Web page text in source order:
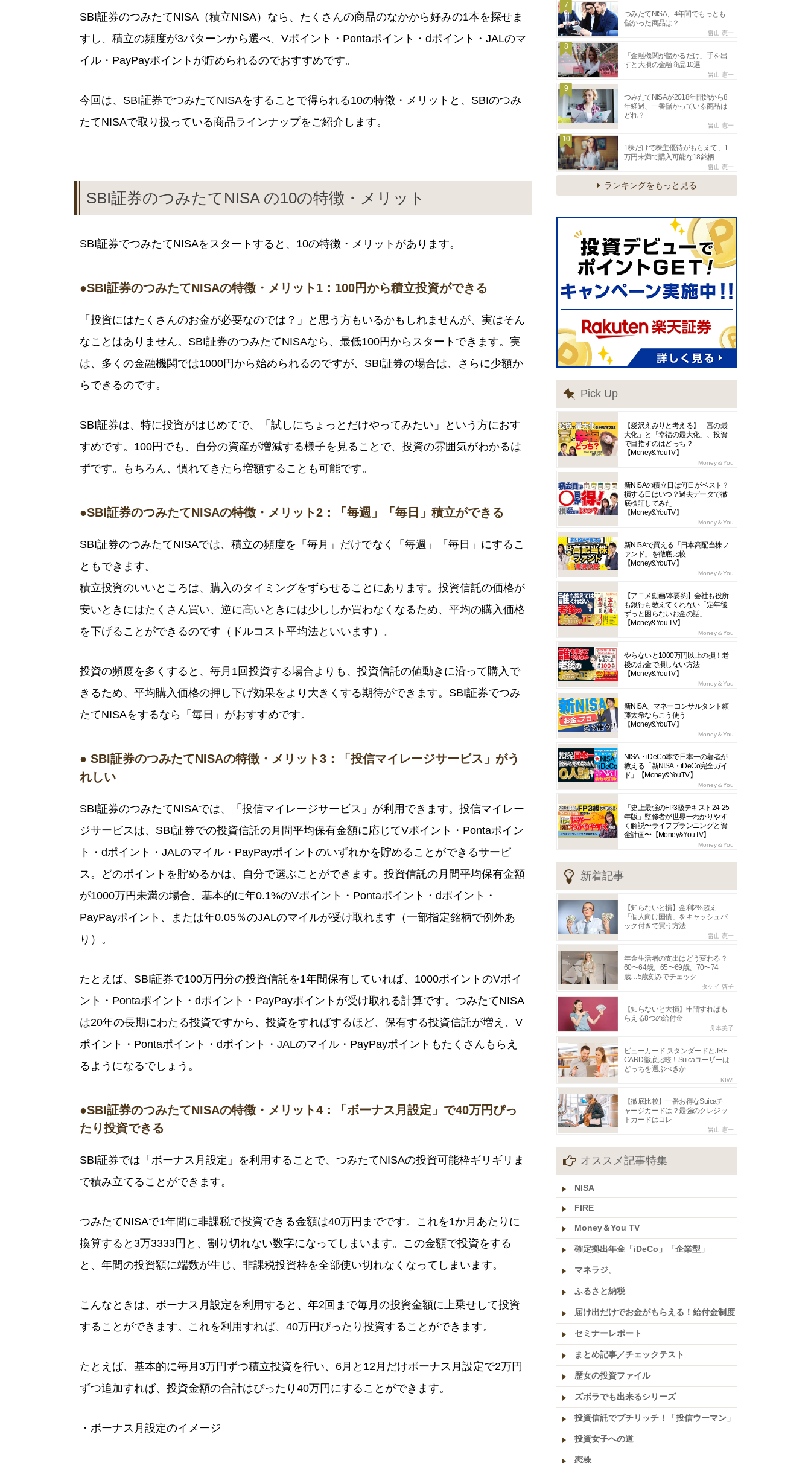
SBI証券のつみたてNISA（積立NISA）なら、たくさんの商品のなかから好みの1本を探せま
すし、積立の頻度が3パターンから選べ、Vポイント・Pontaポイント・dポイント・JALのマ
イル・PayPayポイントが貯められるのでおすすめです。
今回は、SBI証券でつみたてNISAをすることで得られる10の特徴・メリットと、SBIのつみ
たてNISAで取り扱っている商品ラインナップをご紹介します。
SBI証券のつみたてNISA の10の特徴・メリット
SBI証券でつみたてNISAをスタートすると、10の特徴・メリットがあります。
●SBI証券のつみたてNISAの特徴・メリット1：100円から積立投資ができる
「投資にはたくさんのお金が必要なのでは？」と思う方もいるかもしれませんが、実はそん
なことはありません。SBI証券のつみたてNISAなら、最低100円からスタートできます。実
は、多くの金融機関では1000円から始められるのですが、SBI証券の場合は、さらに少額か
らできるのです。
SBI証券は、特に投資がはじめてで、「試しにちょっとだけやってみたい」という方におす
すめです。100円でも、自分の資産が増減する様子を見ることで、投資の雰囲気がわかるは
ずです。もちろん、慣れてきたら増額することも可能です。
●SBI証券のつみたてNISAの特徴・メリット2：「毎週」「毎日」積立ができる
SBI証券のつみたてNISAでは、積立の頻度を「毎月」だけでなく「毎週」「毎日」にするこ
ともできます。
積立投資のいいところは、購入のタイミングをずらせることにあります。投資信託の価格が
安いときにはたくさん買い、逆に高いときには少ししか買わなくなるため、平均の購入価格
を下げることができるのです（ドルコスト平均法といいます）。
投資の頻度を多くすると、毎月1回投資する場合よりも、投資信託の値動きに沿って購入で
きるため、平均購入価格の押し下げ効果をより大きくする期待ができます。SBI証券でつみ
たてNISAをするなら「毎日」がおすすめです。
● SBI証券のつみたてNISAの特徴・メリット3：「投信マイレージサービス」がう
れしい
SBI証券のつみたてNISAでは、「投信マイレージサービス」が利用できます。投信マイレー
ジサービスは、SBI証券での投資信託の月間平均保有金額に応じてVポイント・Pontaポイン
ト・dポイント・JALのマイル・PayPayポイントのいずれかを貯めることができるサービ
ス。どのポイントを貯めるかは、自分で選ぶことができます。投資信託の月間平均保有金額
が1000万円未満の場合、基本的に年0.1%のVポイント・Pontaポイント・dポイント・
PayPayポイント、または年0.05％のJALのマイルが受け取れます（一部指定銘柄で例外あ
り）。
たとえば、SBI証券で100万円分の投資信託を1年間保有していれば、1000ポイントのVポイ
ント・Pontaポイント・dポイント・PayPayポイントが受け取れる計算です。つみたてNISA
は20年の長期にわたる投資ですから、投資をすればするほど、保有する投資信託が増え、V
ポイント・Pontaポイント・dポイント・JALのマイル・PayPayポイントもたくさんもらえ
るようになるでしょう。
●SBI証券のつみたてNISAの特徴・メリット4：「ボーナス月設定」で40万円ぴっ
たり投資できる
SBI証券では「ボーナス月設定」を利用することで、つみたてNISAの投資可能枠ギリギリま
で積み立てることができます。
つみたてNISAで1年間に非課税で投資できる金額は40万円までです。これを1か月あたりに
換算すると3万3333円と、割り切れない数字になってしまいます。この金額で投資をする
と、年間の投資額に端数が生じ、非課税投資枠を全部使い切れなくなってしまいます。
こんなときは、ボーナス月設定を利用すると、年2回まで毎月の投資金額に上乗せして投資
することができます。これを利用すれば、40万円ぴったり投資することができます。
たとえば、基本的に毎月3万円ずつ積立投資を行い、6月と12月だけボーナス月設定で2万円
ずつ追加すれば、投資金額の合計はぴったり40万円にすることができます。
・ボーナス月設定のイメージ
7
つみたてNISA、4年間でもっとも
儲かった商品は？
畠山 憲一
8
「金融機関が儲かるだけ」手を出
すと大損の金融商品10選
畠山 憲一
9
つみたてNISAが2018年開始から8
年経過、一番儲かっている商品は
どれ？
畠山 憲一
10
1株だけで株主優待がもらえて、1
万円未満で購入可能な18銘柄
畠山 憲一
ランキングをもっと見る
Pick Up
【愛沢えみりと考える】「富の最
大化」と「幸福の最大化」、投資
で目指すのはどっち？
【Money&YouTV】
Money＆You
新NISAの積立日は何日がベスト？
損する日はいつ？過去データで徹
底検証してみた
【Money&YouTV】
Money＆You
新NISAで買える「日本高配当株フ
ァンド」を徹底比較
【Money&YouTV】
Money＆You
【アニメ動画/本要約】会社も役所
も銀行も教えてくれない「定年後
ずっと困らないお金の話」
【Money&You TV】
Money＆You
やらないと1000万円以上の損！老
後のお金で損しない方法
【Money&YouTV】
Money＆You
新NISA、マネーコンサルタント頼
藤太希ならこう使う
【Money&YouTV】
Money＆You
NISA・iDeCo本で日本一の著者が
教える「新NISA・iDeCo完全ガイ
ド」【Money&YouTV】
Money＆You
「史上最強のFP3級テキスト24-25
年版」監修者が世界一わかりやす
く解説〜ライフプランニングと資
金計画〜【Money&YouTV】
Money＆You
新着記事
【知らないと損】金利2%超え
「個人向け国債」をキャッシュバ
ック付きで買う方法
畠山 憲一
年金生活者の支出はどう変わる？
60〜64歳、65〜69歳、70〜74
歳…5歳刻みでチェック
タケイ 啓子
【知らないと大損】申請すればも
らえる8つの給付金
舟本美子
ビューカード スタンダードとJRE
CARD徹底比較！Suicaユーザーは
どっちを選ぶべきか
KIWI
【徹底比較】一番お得なSuicaチ
ャージカードは？最強のクレジッ
トカードはコレ
畠山 憲一
オススメ記事特集
NISA
FIRE
Money＆You TV
確定拠出年金「iDeCo」「企業型」
マネラジ。
ふるさと納税
届け出だけでお金がもらえる！給付金制度
セミナーレポート
まとめ記事／チェックテスト
歴女の投資ファイル
ズボラでも出来るシリーズ
投資信託でプチリッチ！「投信ウーマン」
投資女子への道
恋株